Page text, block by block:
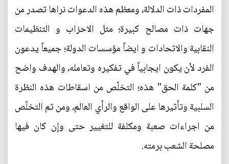
المفردات ذات الدلالة، ومعظم هذه الدعوات نراها تصدر من
جهات ذات مصالح كبيرة؛ مثل الاحزاب و التنظيمات
النقابية والاتحادات و ايضاً مؤسسات الدولة؛ جميعاً يدعون
الفرد لأن يكون ايجابياً في تفكيره وتعامله، والهدف واضح
من "كلمة الحق" هذه؛ التخلّص من اسقاطات هذه النظرة
السلبية وتأثيرها على الواقع والرأي العالم، ومن ثم التخلّص
من اجراءات صعبة ومكلفة للتغيير حتى وإن كان فيها
مصلحة الشعب برمته.